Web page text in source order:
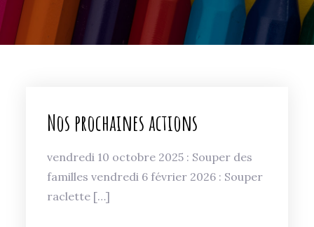
Nos prochaines actions
vendredi 10 octobre 2025 : Souper des
familles vendredi 6 février 2026 : Souper
raclette […]